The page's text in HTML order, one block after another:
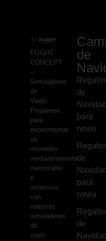
FLIGHT
CONCEPT
–
Simuladores
de
Vuelo:
Prepárese
para
experimentar
un
momento
verdaderamente
memorable
e
inmersivo
con
nuestros
simuladores
de
vuelo.
de
Regalos
de
Navidad
para
novio
Regalos
de
Navidad
para
novia
Regalos
de
Navidad